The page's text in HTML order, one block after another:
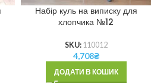
Набір куль на виписку для
хлопчика №12
SKU: 110012
4,708₴
ДОДАТИ В КОШИК